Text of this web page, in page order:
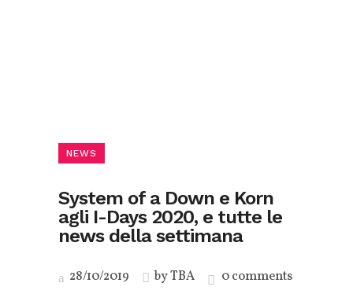
NEWS
System of a Down e Korn
agli I-Days 2020, e tutte le
news della settimana
28/10/2019 byTBA 0 comments